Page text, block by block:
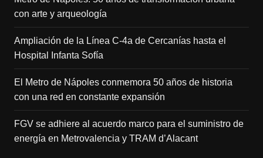
con arte y arqueología
Ampliación de la Línea C-4a de Cercanías hasta el
Hospital Infanta Sofía
El Metro de Nápoles conmemora 50 años de historia
con una red en constante expansión
FGV se adhiere al acuerdo marco para el suministro de
energía en Metrovalencia y TRAM d’Alacant